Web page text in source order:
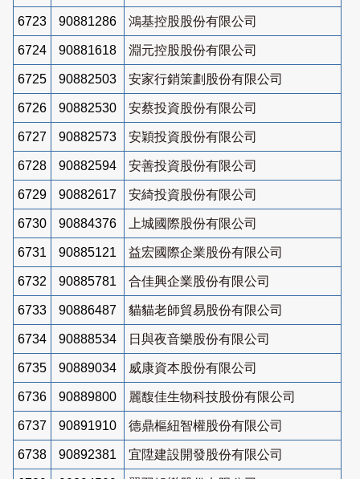
6723 90881286 鴻基控股股份有限公司
6724 90881618 淵元控股股份有限公司
6725 90882503 安家行銷策劃股份有限公司
6726 90882530 安蔡投資股份有限公司
6727 90882573 安穎投資股份有限公司
6728 90882594 安善投資股份有限公司
6729 90882617 安綺投資股份有限公司
6730 90884376 上城國際股份有限公司
6731 90885121 益宏國際企業股份有限公司
6732 90885781 合佳興企業股份有限公司
6733 90886487 貓貓老師貿易股份有限公司
6734 90888534 日與夜音樂股份有限公司
6735 90889034 威康資本股份有限公司
6736 90889800 麗馥佳生物科技股份有限公司
6737 90891910 德鼎樞紐智權股份有限公司
6738 90892381 宜陞建設開發股份有限公司